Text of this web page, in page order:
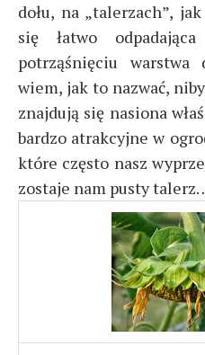
dołu, na „talerzach”,
się łatwo
potrząśnięciu
wiem, jak to nazwać,
znajdują się nasiona
bardzo atrakcyjne w
które często nasz
zostaje nam pusty